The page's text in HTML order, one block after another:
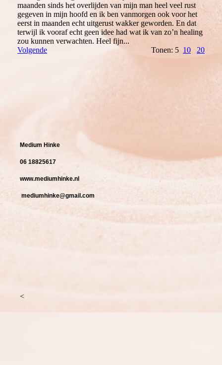
maanden sinds het overlijden van mijn man heel veel rust
gegeven in mijn hoofd en ik ben vanmorgen ook voor het
eerst in maanden echt uitgerust wakker geworden. En dat
terwijl ik vooraf echt geen idee had wat ik van zo’n healing
zou kunnen verwachten. Heel fijn...
Volgende
Tonen: 5 10 20
Medium Hinke
06 18825617
www.mediumhinke.nl
mediumhinke@gmail.com
<